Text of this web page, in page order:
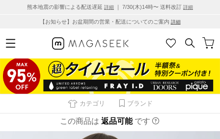
熊本地震の影響による配送遅延 詳細 ｜ 7/30(木)14時〜 送料改訂 詳細
【お知らせ】お盆期間の営業・配送についてのご案内 詳細
カテゴリ ブランド
この商品は 返品可能 です